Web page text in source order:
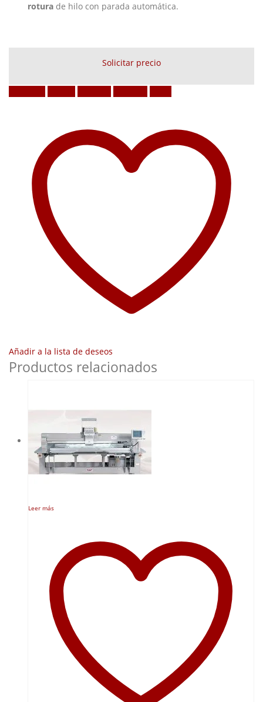
rotura de hilo con parada automática.
Solicitar precio
Añadir a la lista de deseos
Productos relacionados
Leer más